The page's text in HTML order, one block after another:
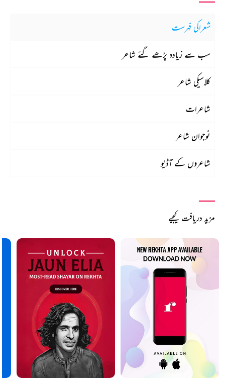
شعراکی فہرست
سب سے زیادہ پڑھے گئے شاعر
کلاسیکی شاعر
شاعرات
نوجوان شاعر
شاعروں کے آڈیو
مزید دریافت کیجیے